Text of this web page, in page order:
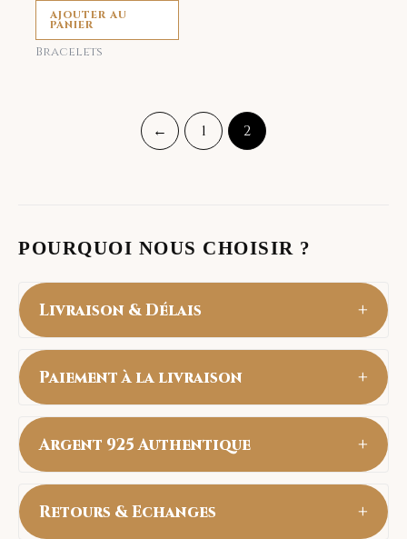
AJOUTER AU
PANIER
Bracelets
← 1 2
POURQUOI NOUS CHOISIR ?
Livraison & Délais +
Livraison Gratuite partout au Maroc.
Paiement à la livraison +
Payez en espèces uniquement à la réception
de votre commande (Cash on Delivery).
Argent 925 Authentique +
tous nos articles sont en Argent Sterling
Retours & Echanges +